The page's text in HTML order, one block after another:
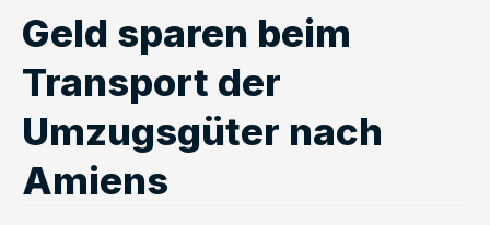
Geld sparen beim
Transport der
Umzugsgüter nach
Amiens